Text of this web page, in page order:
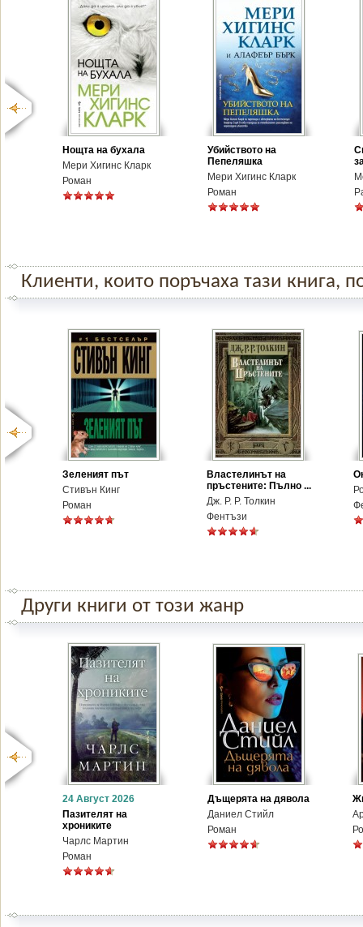
Нощта на бухала
Мери Хигинс Кларк
Роман
Убийството на
Пепеляшка
Мери Хигинс Кларк
Роман
Клиенти, които поръчаха тази книга,
Зеленият път
Стивън Кинг
Роман
Властелинът на
пръстените: Пълно ...
Дж. Р. Р. Толкин
Фентъзи
Други книги от този жанр
24 Август 2026
Пазителят на
хрониките
Чарлс Мартин
Роман
Дъщерята на дявола
Даниел Стийл
Роман